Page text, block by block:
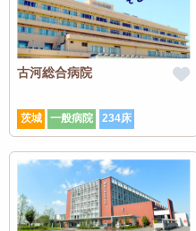
古河総合病院
茨城 一般病院 234床